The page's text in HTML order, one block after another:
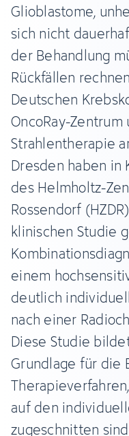
Glioblastome,
sich nicht
der Behandlung
Rückfällen
Deutschen
OncoRay-
Strahlentherapie
Dresden haben in
des Helmholtz-
Rossendorf
klinischen Studie
einem
deutlich
nach einer
Diese Studie
Grundlage für die
auf den
zugeschnitten